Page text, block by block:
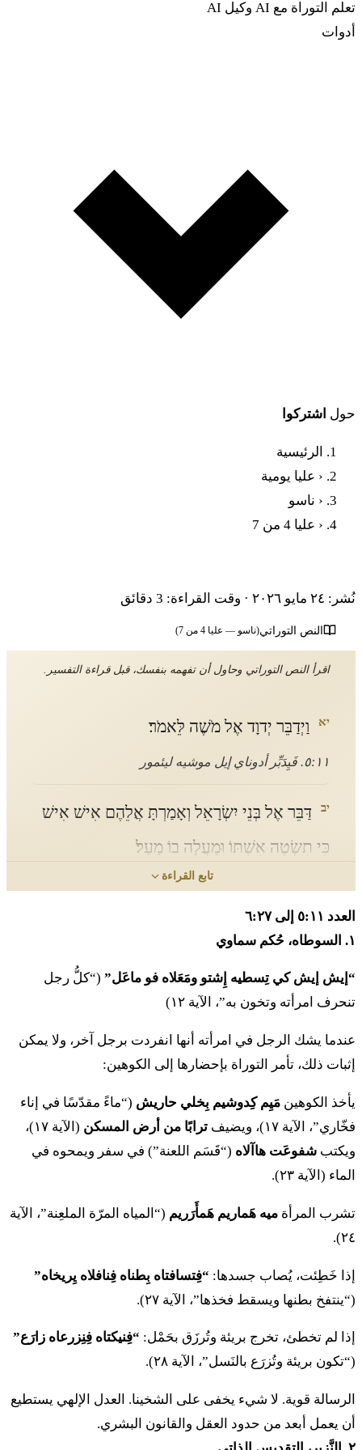
تعلم التوراة مع AI
وكيل AI
أدوات
حول اشتركوا
الرئيسية
‹ عليا يومية
‹ ناسو
‹ عليا 4 من 7
نُشر: ٢٤ مايو ٢٠٢٦ · وقت القراءة: 3 دقائق
النص التوراتي(ناسو — عليا 4 من 7)
اقرأ النص التوراتي وحاول أن تفهمه بنفسك، قبل قراءة التفسير.
יא וַיְדַבֵּר יְדוָד אֶל מֹשֶׁה לֵּאמֹר׃
٥:١١. فَيِدَبِّر أدوناي إيل موشيه ليئمور
יב
דַּבֵּר אֶל בְּנֵי יִשְׂרָאֵל וְאָמַרְתָּ אֲלֵהֶם אִישׁ אִישׁ
כִּי תִשְׂטֶה אִשְׁתּוֹ וּמָעֲלָה בוֹ מָעַל׃
١٢. دَبير إيل بنيه يِسرائيل فِأَمَرتا أليهيم إيش إيش كي
تِسطيه إِشتو ومَعَلاه فو ماعَل
אִישָׁהּ וְנִסְתְּרָה וְהִיא נִטְמָאָה וְעֵד אֵין בָּהּ וְהִוא
١٣. فِشاخاف إيش أوتاه شِخفات زيرَع فِنيعلام ميعينيه
יד
וְעָבַר עָלָיו רוּחַ קִנְאָה וְקִנֵּא אֶת אִשְׁתּוֹ וְהִוא
נִטְמָאָה אוֹ עָבַר עָלָיו רוּחַ קִנְאָה וְקִנֵּא אֶת אִשְׁתּוֹ
וְהִיא לֹא נִטְמָאָה׃
أو عافار عَلاف روَح كِنئاه فِكِنيه إت إِشتو فِهي لو نِطمائاه
טו
קָרְבָּנָהּ עָלֶיהָ עֲשִׂירִת הָאֵיפָה קֶמַח שְׂעֹרִים לֹא
הוּא מִנְחַת זִכָּרוֹן מַזְכֶּרֶת עָוֹן׃
تابع القراءة
العدد ٥:١١ إلى ٦:٢٧
١. السوطاه، حُكم سماوي
“إيش إيش كي تِسطيه إِشتو ومَعَلاه فو ماعَل” (“كلُّ رجل
تنحرف امرأته وتخون به”، الآية ١٢)
عندما يشك الرجل في امرأته أنها انفردت برجل آخر، ولا يمكن
إثبات ذلك، تأمر التوراة بإحضارها إلى الكوهين:
يأخذ الكوهين مَيِم كِدوشيم بِخلي حاريش (“ماءً مقدّسًا في إناء
فخّاري”، الآية ١٧)، ويضيف
ترابًا من أرض المسكن
(الآية ١٧)،
ويكتب شفوعَت هاآلاه (“قَسَم اللعنة”) في سفر ويمحوه في
الماء (الآية ٢٣).
تشرب المرأة ميه هَماريم هَمأَرَريم (“المياه المرّة الملعِنة”، الآية
٢٤).
إذا خَطِئت، يُصاب جسدها: “فِتسافتاه بِطناه فِنافلاه يِريخاه”
(“ينتفخ بطنها ويسقط فخذها”، الآية ٢٧).
إذا لم تخطئ، تخرج بريئة وتُرزَق بحَمْل: “فِنيكتاه فِنِزرعاه زارَع”
(“تكون بريئة وتُزرَع بالنَسل”، الآية ٢٨).
الرسالة قوية. لا شيء يخفى على الشخينا. العدل الإلهي يستطيع
أن يعمل أبعد من حدود العقل والقانون البشري.